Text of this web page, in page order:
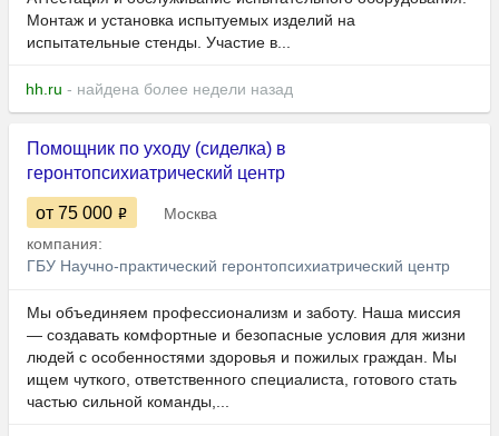
Монтаж и установка испытуемых изделий на
испытательные стенды. Участие в...
hh.ru - найдена более недели назад
Помощник по уходу (сиделка) в
геронтопсихиатрический центр
от 75 000
Москва
компания:
ГБУ Научно-практический геронтопсихиатрический центр
Мы объединяем профессионализм и заботу. Наша миссия
— создавать комфортные и безопасные условия для жизни
людей с особенностями здоровья и пожилых граждан. Мы
ищем чуткого, ответственного специалиста, готового стать
частью сильной команды,...